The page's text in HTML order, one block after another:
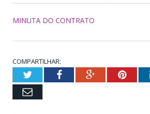
MINUTA DO CONTRATO
COMPARTILHAR:
TwitterFacebookGoogle+
Email